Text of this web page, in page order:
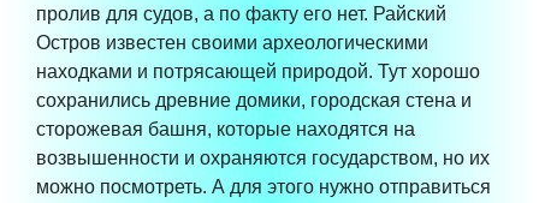
пролив для судов, а по факту его нет. Райский
Остров известен своими археологическими
находками и потрясающей природой. Тут хорошо
сохранились древние домики, городская стена и
сторожевая башня, которые находятся на
возвышенности и охраняются государством, но их
можно посмотреть. А для этого нужно отправиться